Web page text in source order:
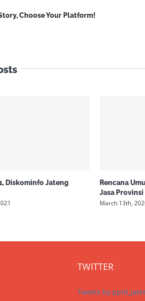
Choose Your Platform!
Diskominfo Jateng
Rencana
Jasa
March 13th,
TWITTER
Tweets by